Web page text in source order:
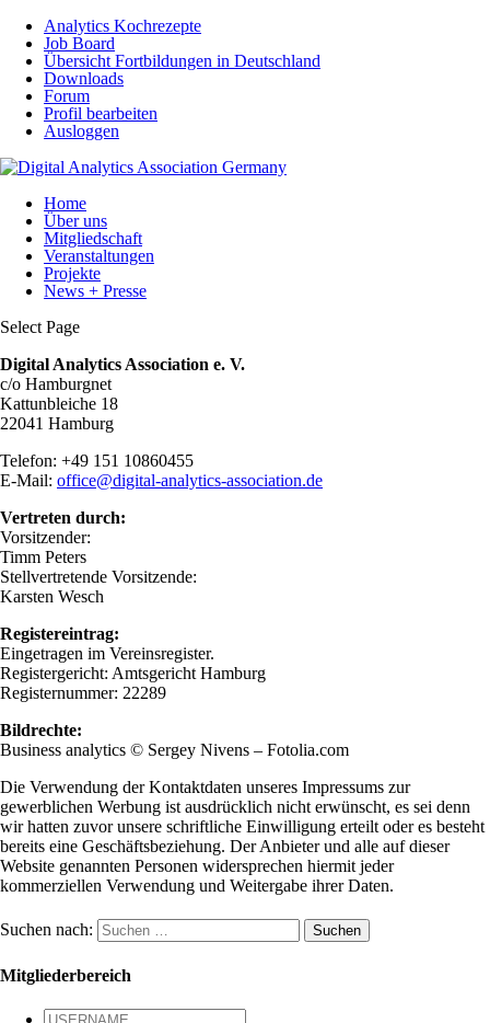
Analytics Kochrezepte
Job Board
Übersicht Fortbildungen in Deutschland
Downloads
Forum
Profil bearbeiten
Ausloggen
Home
Über uns
Mitgliedschaft
Veranstaltungen
Projekte
News + Presse
Select Page
Digital Analytics Association e. V.
c/o Hamburgnet
Kattunbleiche 18
22041 Hamburg
Telefon: +49 151 10860455
E-Mail: office@digital-analytics-association.de
Vertreten durch:
Vorsitzender:
Timm Peters
Stellvertretende Vorsitzende:
Karsten Wesch
Registereintrag:
Eingetragen im Vereinsregister.
Registergericht: Amtsgericht Hamburg
Registernummer: 22289
Bildrechte:
Business analytics © Sergey Nivens – Fotolia.com
Die Verwendung der Kontaktdaten unseres Impressums zur
gewerblichen Werbung ist ausdrücklich nicht erwünscht, es sei denn
wir hatten zuvor unsere schriftliche Einwilligung erteilt oder es besteht
bereits eine Geschäftsbeziehung. Der Anbieter und alle auf dieser
Website genannten Personen widersprechen hiermit jeder
kommerziellen Verwendung und Weitergabe ihrer Daten.
Suchen nach:
Mitgliederbereich